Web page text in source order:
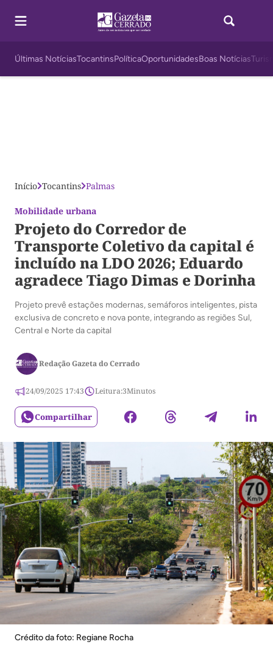
Últimas NotíciasTocantinsPolíticaOportunidadesBoas Notícias
Início Tocantins Palmas
Mobilidade urbana
Projeto do Corredor de
Transporte Coletivo da capital é
incluído na LDO 2026; Eduardo
agradece Tiago Dimas e Dorinha
Projeto prevê estações modernas, semáforos inteligentes, pista
exclusiva de concreto e nova ponte, integrando as regiões Sul,
Central e Norte da capital
Redação Gazeta do Cerrado
24/09/2025 17:43 Leitura:3Minutos
Compartilhar
Crédito da foto: Regiane Rocha